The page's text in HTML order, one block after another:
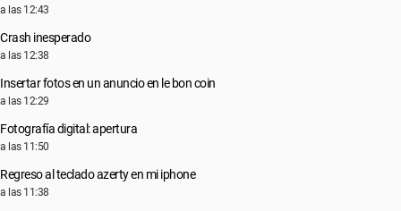
a las 12:43
Crash inesperado
a las 12:38
Insertar fotos en un anuncio en le bon coin
a las 12:29
Fotografía digital: apertura
a las 11:50
Regreso al teclado azerty en mi iphone
a las 11:38